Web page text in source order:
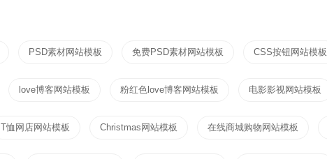
PSD素材网站模板 免费PSD素材网站模板 CSS按钮网站模板
love博客网站模板 粉红色love博客网站模板 电影影视网站模板
T恤网店网站模板 Christmas网站模板 在线商城购物网站模板